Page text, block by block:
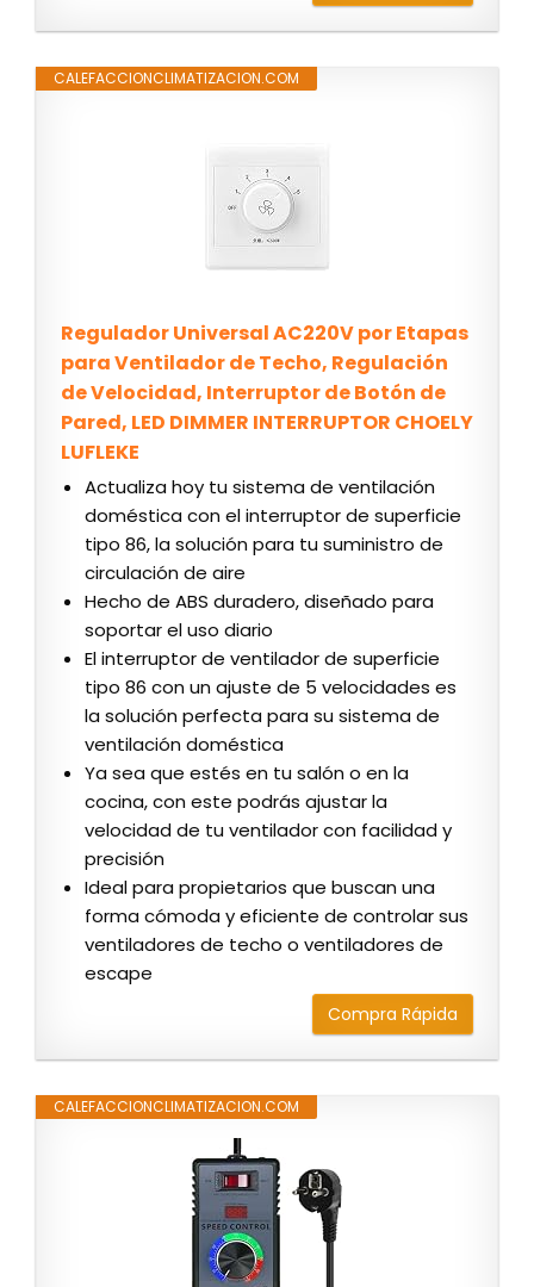
CALEFACCIONCLIMATIZACION.COM
Regulador Universal AC220V por Etapas
para Ventilador de Techo, Regulación
de Velocidad, Interruptor de Botón de
Pared, LED DIMMER INTERRUPTOR CHOELY
LUFLEKE
Actualiza hoy tu sistema de ventilación
doméstica con el interruptor de superficie
tipo 86, la solución para tu suministro de
circulación de aire
Hecho de ABS duradero, diseñado para
soportar el uso diario
El interruptor de ventilador de superficie
tipo 86 con un ajuste de 5 velocidades es
la solución perfecta para su sistema de
ventilación doméstica
Ya sea que estés en tu salón o en la
cocina, con este podrás ajustar la
velocidad de tu ventilador con facilidad y
precisión
Ideal para propietarios que buscan una
forma cómoda y eficiente de controlar sus
ventiladores de techo o ventiladores de
escape
Compra Rápida
CALEFACCIONCLIMATIZACION.COM